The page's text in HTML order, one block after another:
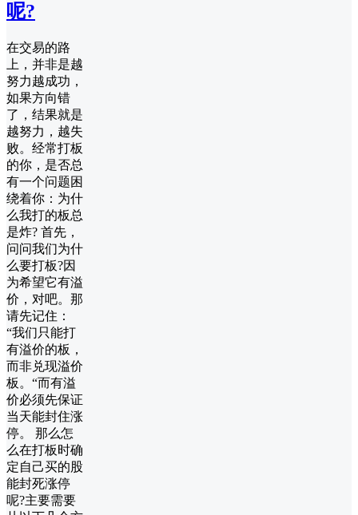
呢?
在交易的路
上，并非是越
努力越成功，
如果方向错
了，结果就是
越努力，越失
败。经常打板
的你，是否总
有一个问题困
绕着你：为什
么我打的板总
是炸? 首先，
问问我们为什
么要打板?因
为希望它有溢
价，对吧。那
请先记住：
“我们只能打
有溢价的板，
而非兑现溢价
板。“而有溢
价必须先保证
当天能封住涨
停。 那么怎
么在打板时确
定自己买的股
能封死涨停
呢?主要需要